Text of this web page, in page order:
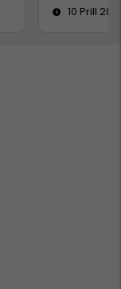
10 Prill